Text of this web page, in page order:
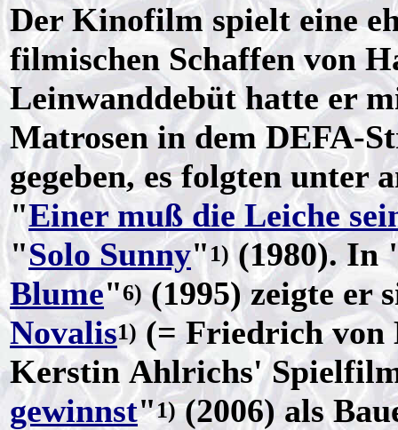
Der Kinofilm spielt eine
filmischen Schaffen von
Leinwanddebüt hatte er
Matrosen in dem DEFA-
gegeben, es folgten
"Einer muß die Leiche
"Solo Sunny"1)(1980). In
Blume"6) (1995) zeigte er
Novalis1) (= Friedrich von
Kerstin Ahlrichs'
gewinnst"1)(2006) als